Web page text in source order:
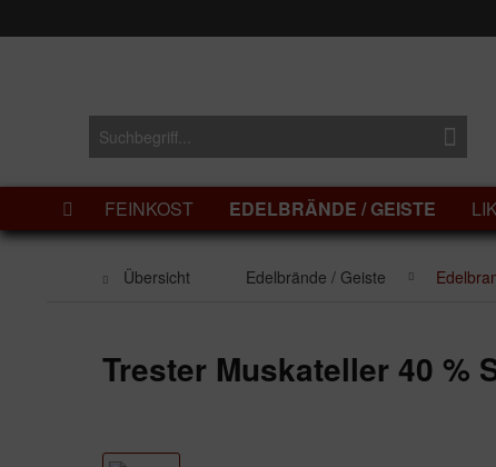
FEINKOST EDELBRÄNDE / GEISTE
Übersicht Edelbrände / Geiste
Trester Muskateller 40 %